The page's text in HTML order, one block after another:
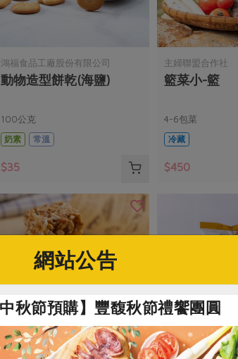
鴻福食品工廠股份有限公司
動物造型餅乾(海鹽)
100公克
奶素
常溫
$35
主婦聯盟合作社
籃菜小-籃
4-6包菜
冷藏
$450
網站公告
秋節預購】豐馥秋節禮饗團圓